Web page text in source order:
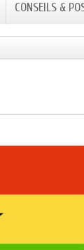
CONSEILS &